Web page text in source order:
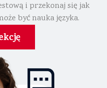
i przekonaj się jak
być nauka języka.